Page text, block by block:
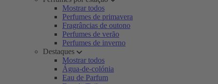
Mostrar todos
Perfumes de primavera
Fragrâncias de outono
Perfumes de verão
Perfumes de inverno
Destaques
Mostrar todos
Água-de-colónia
Eau de Parfum